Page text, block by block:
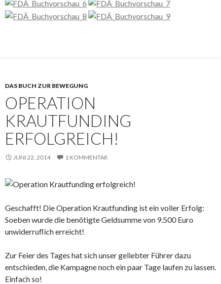
DAS BUCH ZUR BEWEGUNG
OPERATION
KRAUTFUNDING
ERFOLGREICH!
JUNI 22, 2014 1 KOMMENTAR
Geschafft! Die Operation Krautfunding ist ein voller Erfolg:
Soeben wurde die benötigte Geldsumme von 9.500 Euro
unwiderruflich erreicht!
Zur Feier des Tages hat sich unser geliebter Führer dazu
entschieden, die Kampagne noch ein paar Tage laufen zu lassen.
Einfach so!